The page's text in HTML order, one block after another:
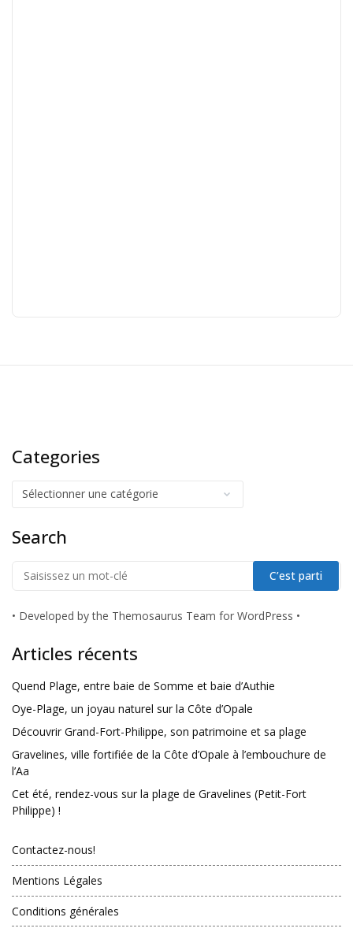
Categories
Search
• Developed by the Themosaurus Team for WordPress •
Articles récents
Quend Plage, entre baie de Somme et baie d’Authie
Oye-Plage, un joyau naturel sur la Côte d’Opale
Découvrir Grand-Fort-Philippe, son patrimoine et sa plage
Gravelines, ville fortifiée de la Côte d’Opale à l’embouchure de
l’Aa
Cet été, rendez-vous sur la plage de Gravelines (Petit-Fort
Philippe) !
Contactez-nous!
Mentions Légales
Conditions générales